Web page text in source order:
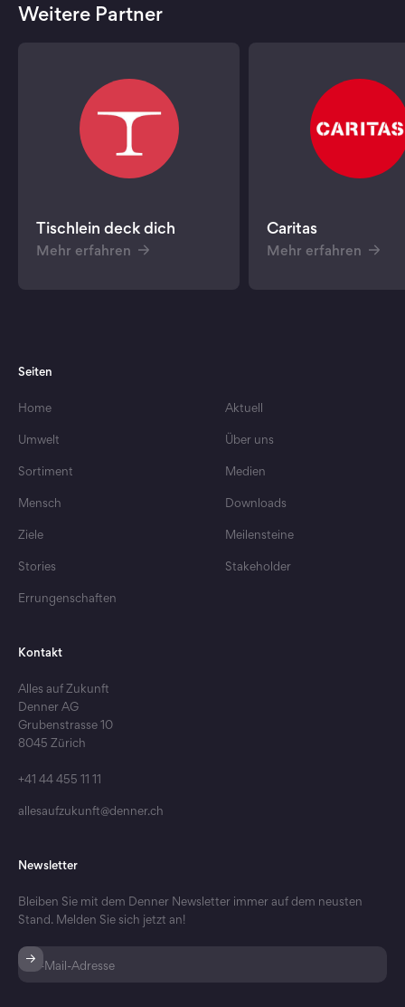
Weitere Partner
Tischlein deck dich
Mehr erfahren
Caritas
Mehr erfahren
Seiten
Home
Umwelt
Sortiment
Mensch
Ziele
Stories
Errungenschaften
Aktuell
Über uns
Medien
Downloads
Meilensteine
Stakeholder
Kontakt
Alles auf Zukunft
Denner AG
Grubenstrasse 10
8045 Zürich
+41 44 455 11 11
allesaufzukunft@denner.ch
Newsletter
Bleiben Sie mit dem Denner Newsletter immer auf dem neusten
Stand. Melden Sie sich jetzt an!